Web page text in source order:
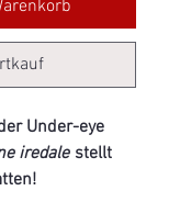
Under-eye
iredale stellt